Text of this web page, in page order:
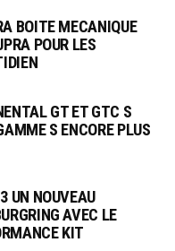
BOITE MECANIQUE
POUR LES
GT ET GTC S
S ENCORE PLUS
UN NOUVEAU
AVEC LE
KIT